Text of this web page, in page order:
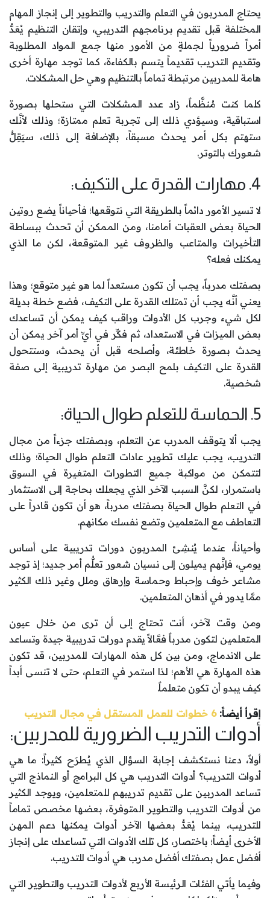
يحتاج المدربون في التعلم والتدريب والتطوير إلى إنجاز المهام
المختلفة قبل تقديم برنامجهم التدريبي، وإتقان التنظيم يُعَدُّ
أمراً ضرورياً لجملةٍ من الأمور منها جمع المواد المطلوبة
وتقديم التدريب تقديماً يتسم بالكفاءة، كما توجد مهارة أخرى
هامة للمدربين مرتبطة تماماً بالتنظيم وهي حل المشكلات.
كلما كنت مُنظَّماً، زاد عدد المشكلات التي ستحلها بصورة
استباقية، وسيؤدي ذلك إلى تجربة تعلم ممتازة؛ وذلك لأنَّك
ستهتم بكل أمر يحدث مسبقاً، بالإضافة إلى ذلك، سيَقِلُّ
شعورك بالتوتر.
4. مهارات القدرة على التكيف:
لا تسير الأمور دائماً بالطريقة التي نتوقعها؛ فأحياناً يضع روتين
الحياة بعض العقبات أمامنا، ومن الممكن أن تحدث ببساطة
التأخيرات والمتاعب والظروف غير المتوقعة، لكن ما الذي
يمكنك فعله؟
بصفتك مدرباً، يجب أن تكون مستعداً لما هو غير متوقع؛ وهذا
يعني أنَّه يجب أن تمتلك القدرة على التكيف، فضع خطة بديلة
لكل شيء وجرب كل الأدوات وراقب كيف يمكن أن تساعدك
بعض الميزات في الاستعداد، ثم فكِّر في أيِّ أمر آخر يمكن أن
يحدث بصورة خاطئة، وأصلحه قبل أن يحدث، وستتحول
القدرة على التكيف بلمح البصر من مهارة تدريبية إلى صفة
شخصية.
5. الحماسة للتعلم طوال الحياة:
يجب ألا يتوقف المدرب عن التعلم، وبصفتك جزءاً من مجال
التدريب، يجب عليك تطوير عادات التعلم طوال الحياة؛ وذلك
لتتمكن من مواكبة جميع التطورات المتغيرة في السوق
باستمرار، لكنَّ السبب الآخر الذي يجعلك بحاجة إلى الاستثمار
في التعلم طوال الحياة بصفتك مدرباً، هو أن تكون قادراً على
التعاطف مع المتعلمين وتضع نفسك مكانهم.
وأحياناً، عندما يُنشِئ المدربون دورات تدريبية على أساس
يومي، فإنَّهم يميلون إلى نسيان شعور تعلُّم أمر جديد؛ إذ توجد
مشاعر خوف وإحباط وحماسة وإرهاق وملل وغير ذلك الكثير
ممَّا يدور في أذهان المتعلمين.
ومن وقت لآخر، أنت تحتاج إلى أن ترى من خلال عيون
المتعلمين لتكون مدرباً فعَّالاً يقدم دورات تدريبية جيدة وتساعد
على الاندماج، ومن بين كل هذه المهارات للمدربين، قد تكون
هذه المهارة هي الأهم؛ لذا استمر في التعلم، حتى لا تنسى أبداً
كيف يبدو أن تكون متعلماً.
إقرأ أيضاً:6 خطوات للعمل المستقل في مجال التدريب
أدوات التدريب الضرورية للمدربين:
أولاً، دعنا نستكشف إجابة السؤال الذي يُطرَح كثيراً: ما هي
أدوات التدريب؟ أدوات التدريب هي كل البرامج أو النماذج التي
تساعد المدربين على تقديم تدريبهم للمتعلمين، ويوجد الكثير
من أدوات التدريب والتطوير المتوفرة، بعضها مخصص تماماً
للتدريب، بينما يُعَدُّ بعضها الآخر أدوات يمكنها دعم المهن
الأخرى أيضاً؛ باختصار، كل تلك الأدوات التي تساعدك على إنجاز
أفضل عمل بصفتك أفضل مدرب هي أدوات للتدريب.
وفيما يأتي الفئات الرئيسة الأربع لأدوات التدريب والتطوير التي